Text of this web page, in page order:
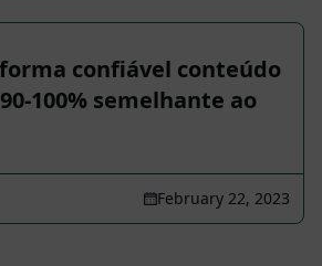
confiável conteúdo
100% semelhante ao
February 22, 2023